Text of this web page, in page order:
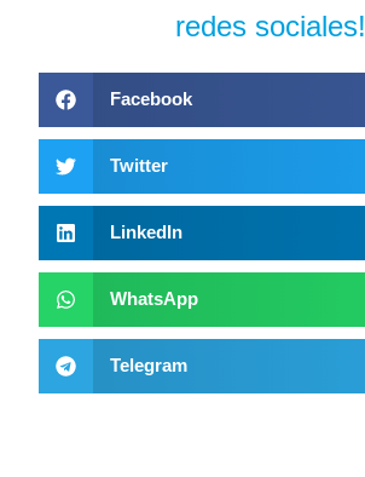
redes sociales!
Facebook
Twitter
LinkedIn
WhatsApp
Telegram